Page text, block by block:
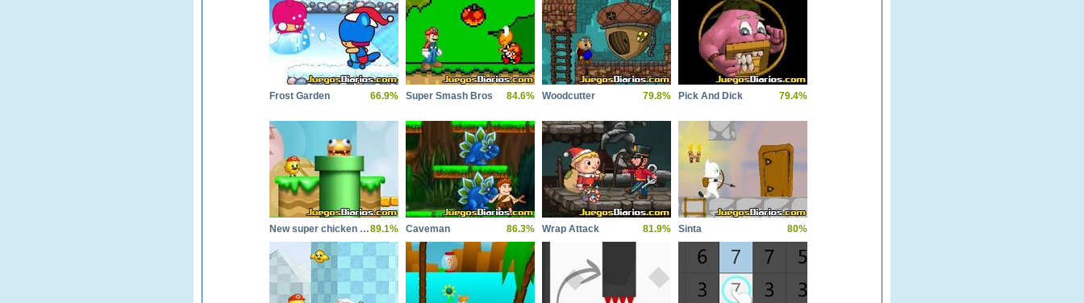
Frost Garden 66.9% Super Smash Bros 84.6% Woodcutter 79.8% Pick And Dick 79.4%
New super chicken sisters89.1% Caveman 86.3% Wrap Attack 81.9% Sinta 80%